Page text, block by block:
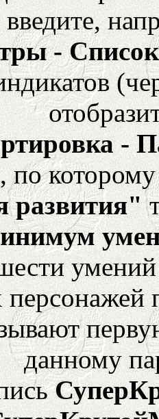
введите,
- Список
-
по
развития"
данному